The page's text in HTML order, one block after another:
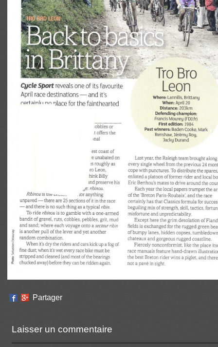
Partager
Laisser un commentaire